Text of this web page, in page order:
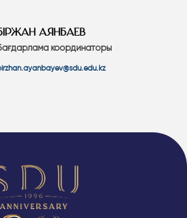
АЯНБАЕВ
координаторы